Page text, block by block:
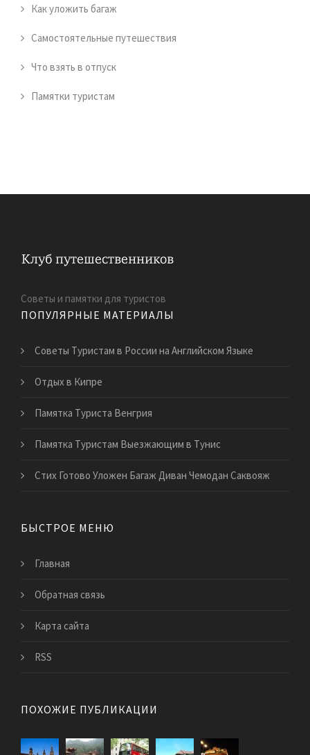
Как уложить багаж
Самостоятельные путешествия
Что взять в отпуск
Памятки туристам
Советы и памятки для туристов
ПОПУЛЯРНЫЕ МАТЕРИАЛЫ
Советы Туристам в России на Английском Языке
Отдых в Кипре
Памятка Туриста Венгрия
Памятка Туристам Выезжающим в Тунис
Стих Готово Уложен Багаж Диван Чемодан Саквояж
БЫСТРОЕ МЕНЮ
Главная
Обратная связь
Карта сайта
RSS
ПОХОЖИЕ ПУБЛИКАЦИИ